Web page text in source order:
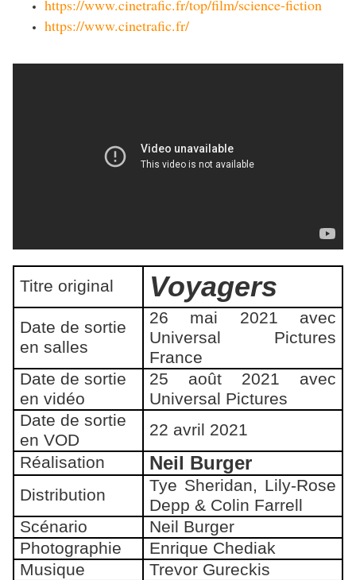
https://www.cinetrafic.fr/top/film/science-fiction
https://www.cinetrafic.fr/
Titre original Voyagers
Date de sortie
en salles
26 mai 2021 avec
Universal Pictures
France
Date de sortie
en vidéo
25 août 2021 avec
Universal Pictures
Date de sortie
en VOD
22 avril 2021
Réalisation
Neil Burger
Distribution
Tye Sheridan, Lily-Rose
Depp & Colin Farrell
Scénario
Neil Burger
Photographie
Enrique Chediak
Musique
Trevor Gureckis